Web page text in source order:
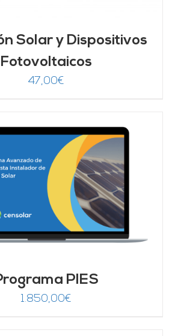
Solar y Dispositivos
Fotovoltaicos
47,00€
PIES
1.850,00€